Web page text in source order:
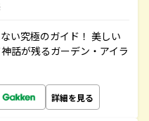
い究極のガイド！ 美しい
話が残るガーデン・アイラ
詳細を見る